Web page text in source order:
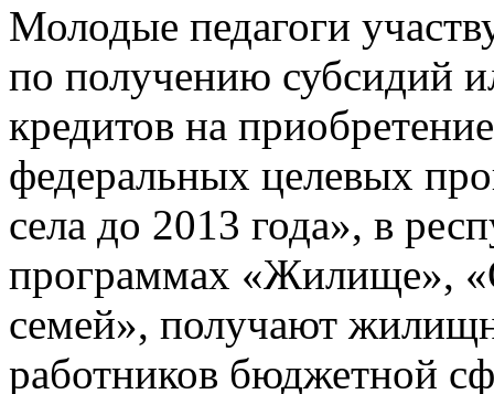
Молодые педагоги
по получению субсидий
кредитов на
федеральных целевых
села до 2013 года», в
программах «Жилище»,
семей», получают
работников бюджетной